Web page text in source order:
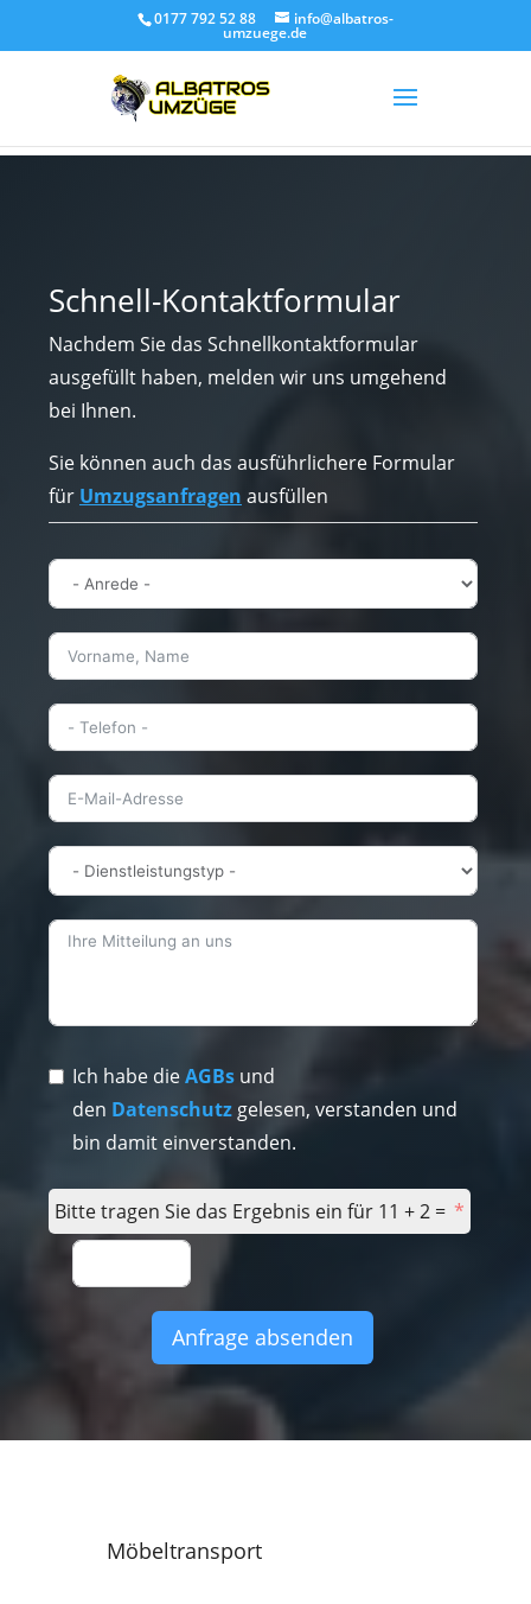
0177 792 52 88 info@albatros-
umzuege.de
Schnell-Kontaktformular
Nachdem Sie das Schnellkontaktformular
ausgefüllt haben, melden wir uns umgehend
bei Ihnen.
Sie können auch das ausführlichere Formular
für Umzugsanfragen ausfüllen
Ich habe dieAGBs und
den Datenschutzgelesen, verstanden und
bin damit einverstanden.
Bitte tragen Sie das Ergebnis ein für 11 + 2 =
Anfrage absenden
Möbeltransport